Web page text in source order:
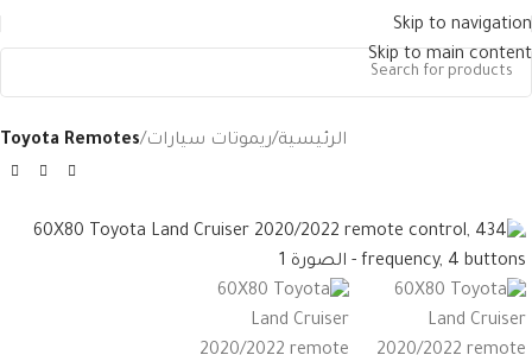
Skip to navigation
Skip to main content
الرئيسية ريموتات سيارات Toyota Remotes